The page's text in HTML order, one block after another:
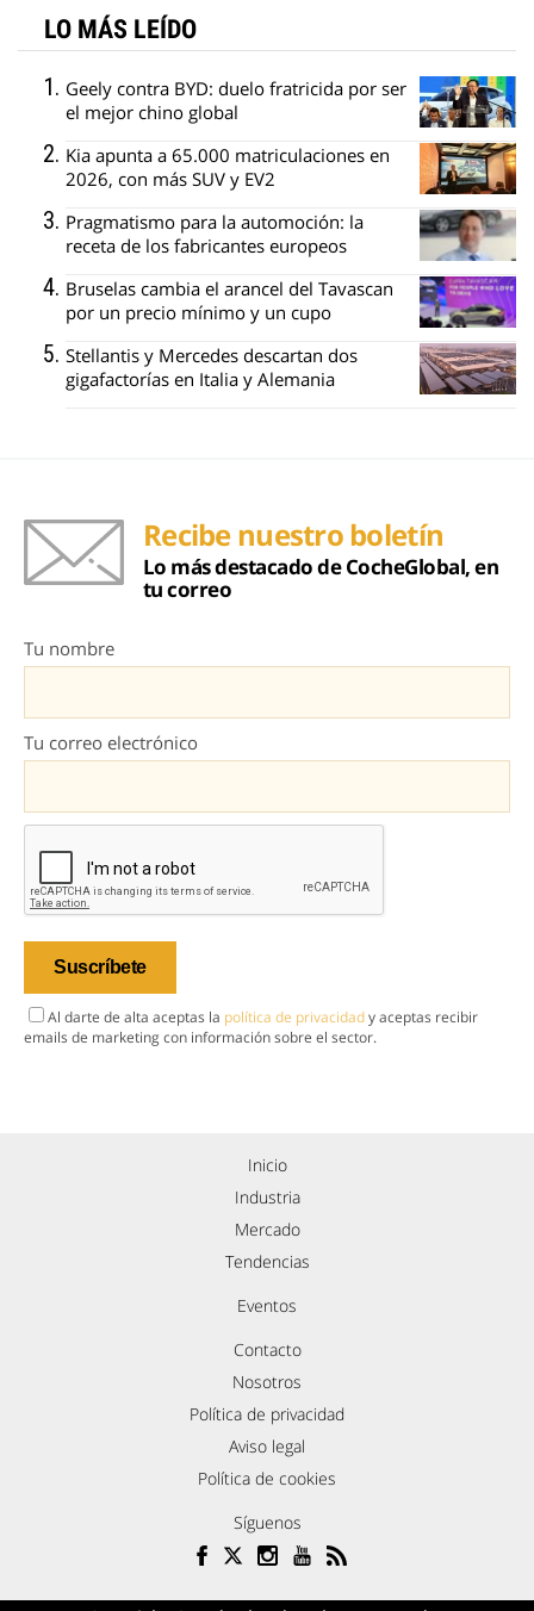
LO MÁS LEÍDO
Geely contra BYD: duelo fratricida por ser
el mejor chino global
Kia apunta a 65.000 matriculaciones en
2026, con más SUV y EV2
Pragmatismo para la automoción: la
receta de los fabricantes europeos
Bruselas cambia el arancel del Tavascan
por un precio mínimo y un cupo
Stellantis y Mercedes descartan dos
gigafactorías en Italia y Alemania
Recibe nuestro boletín
Lo más destacado de CocheGlobal, en
tu correo
Tu nombre
Tu correo electrónico
Al darte de alta aceptas la política de privacidady aceptas recibir
emails de marketing con información sobre el sector.
Inicio
Industria
Mercado
Tendencias
Eventos
Contacto
Nosotros
Política de privacidad
Aviso legal
Política de cookies
Síguenos